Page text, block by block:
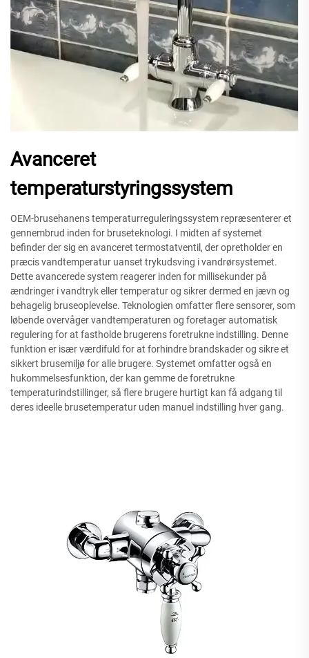
Avanceret
temperaturstyringssystem
OEM-brusehanens temperaturreguleringssystem repræsenterer et
gennembrud inden for bruseteknologi. I midten af systemet
befinder der sig en avanceret termostatventil, der opretholder en
præcis vandtemperatur uanset trykudsving i vandrørsystemet.
Dette avancerede system reagerer inden for millisekunder på
ændringer i vandtryk eller temperatur og sikrer dermed en jævn og
behagelig bruseoplevelse. Teknologien omfatter flere sensorer, som
løbende overvåger vandtemperaturen og foretager automatisk
regulering for at fastholde brugerens foretrukne indstilling. Denne
funktion er især værdifuld for at forhindre brandskader og sikre et
sikkert brusemiljø for alle brugere. Systemet omfatter også en
hukommelsesfunktion, der kan gemme de foretrukne
temperaturindstillinger, så flere brugere hurtigt kan få adgang til
deres ideelle brusetemperatur uden manuel indstilling hver gang.